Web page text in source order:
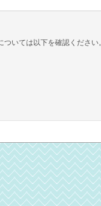
いては以下を確認ください。